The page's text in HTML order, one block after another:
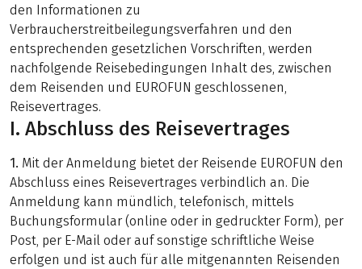
den Informationen zu
Verbraucherstreitbeilegungsverfahren und den
entsprechenden gesetzlichen Vorschriften, werden
nachfolgende Reisebedingungen Inhalt des, zwischen
dem Reisenden und EUROFUN geschlossenen,
Reisevertrages.
I. Abschluss des Reisevertrages
1. Mit der Anmeldung bietet der Reisende EUROFUN den
Abschluss eines Reisevertrages verbindlich an. Die
Anmeldung kann mündlich, telefonisch, mittels
Buchungsformular (online oder in gedruckter Form), per
Post, per E-Mail oder auf sonstige schriftliche Weise
erfolgen und ist auch für alle mitgenannten Reisenden